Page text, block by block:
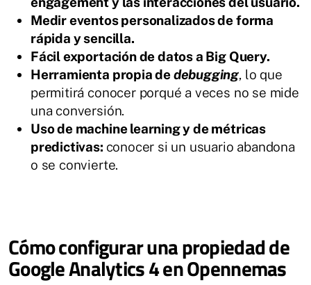
Medir eventos personalizados de forma
rápida y sencilla.
Fácil exportación de datos a Big Query.
Herramienta propia dedebugging, lo que
permitirá conocer porqué a veces no se mide
una conversión.
Uso de machine learning y de métricas
predictivas: conocer si un usuario abandona
o se convierte.
Cómo configurar una propiedad de
Google Analytics 4 en Opennemas